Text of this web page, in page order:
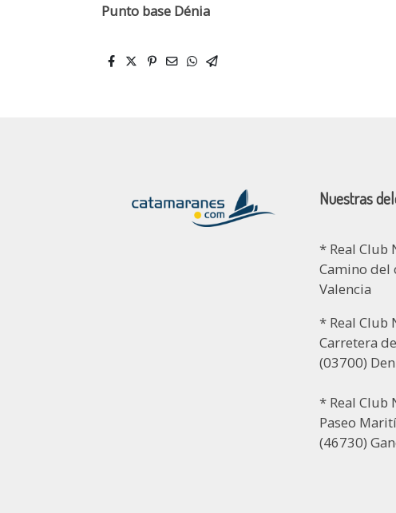
Punto base Dénia
Nuestras
* Real Club
Camino del
Valencia
* Real Club
Carretera
(03700)
* Real Club
Paseo
(46730)